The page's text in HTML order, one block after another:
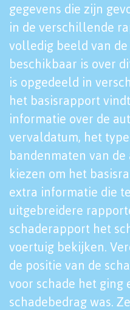
gegevens die zijn
in de verschillende
volledig beeld van
beschikbaar is over
is opgedeeld in
het basisrapport
informatie over de
vervaldatum, het
bandenmaten van
kiezen om het
extra informatie die
uitgebreidere
schaderapport het
voertuig bekijken.
de positie van de
voor schade het ging
schadebedrag was.